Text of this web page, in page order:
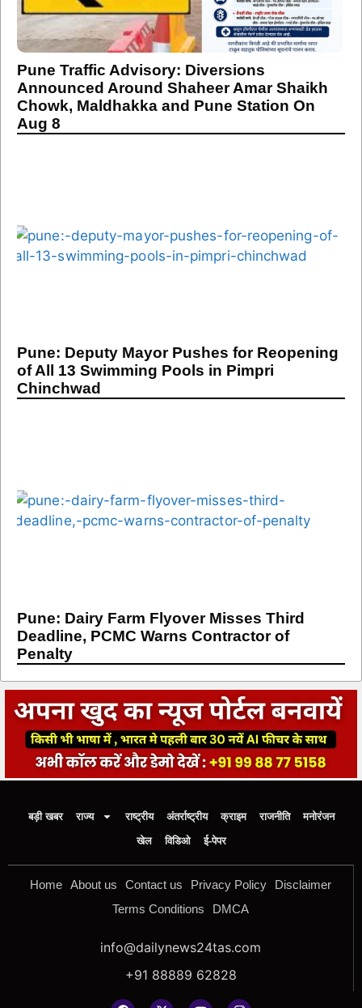
Pune Traffic Advisory: Diversions
Announced Around Shaheer Amar Shaikh
Chowk, Maldhakka and Pune Station On
Aug 8
Pune: Deputy Mayor Pushes for Reopening
of All 13 Swimming Pools in Pimpri
Chinchwad
Pune: Dairy Farm Flyover Misses Third
Deadline, PCMC Warns Contractor of
Penalty
बड़ी खबर राज्य राष्ट्रीय अंतर्राष्ट्रीय क्राइम राजनीति
मनोरंजन
खेल
विडिओ ई-पेपर
Home About us Contact us Privacy Policy
Disclaimer
Terms Conditions
DMCA
info@dailynews24tas.com
+91 88889 62828